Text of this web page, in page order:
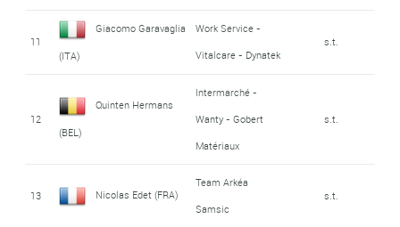
11
Giacomo Garavaglia
(ITA)
Work Service -
Vitalcare - Dynatek
s.t.
12
Quinten Hermans
(BEL)
Intermarché -
Wanty - Gobert
Matériaux
s.t.
13 Nicolas Edet (FRA)
Team Arkéa
Samsic
s.t.